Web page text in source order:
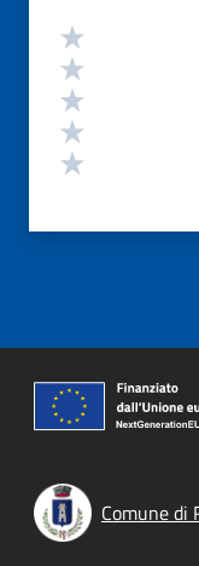
Valutazione
Comune di